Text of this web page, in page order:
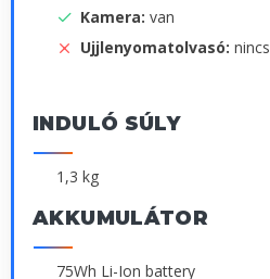
Kamera: van
Ujjlenyomatolvasó: nincs
INDULÓ SÚLY
1,3 kg
AKKUMULÁTOR
75Wh Li-Ion battery